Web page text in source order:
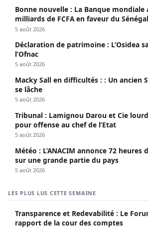
Bonne nouvelle : La Banque mondiale
milliards de FCFA en faveur du Sénégal
5 août 2026
Déclaration de patrimoine : L’Osidea
l’Ofnac
5 août 2026
Macky Sall en difficultés : : Un ancien Sg adjoint de l’Onu
se lâche
5 août 2026
Tribunal : Lamignou Darou et Cie
pour offense au chef de l’Etat
5 août 2026
Météo : L’ANACIM annonce 72 heures
sur une grande partie du pays
5 août 2026
LES PLUS LUS CETTE SEMAINE
Transparence et Redevabilité : Le
rapport de la cour des comptes